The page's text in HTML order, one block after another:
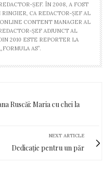
ŞEF. ÎN 2008, A FOST
CA REDACTOR-ŞEF AL
CONTENT MANAGER AL
ŞEF ADJUNCT AL
2010 ESTE REPORTER LA
AS”.
Ruscăi: Maria cu chei la
NEXT ARTICLE
Dedicație pentru un păr